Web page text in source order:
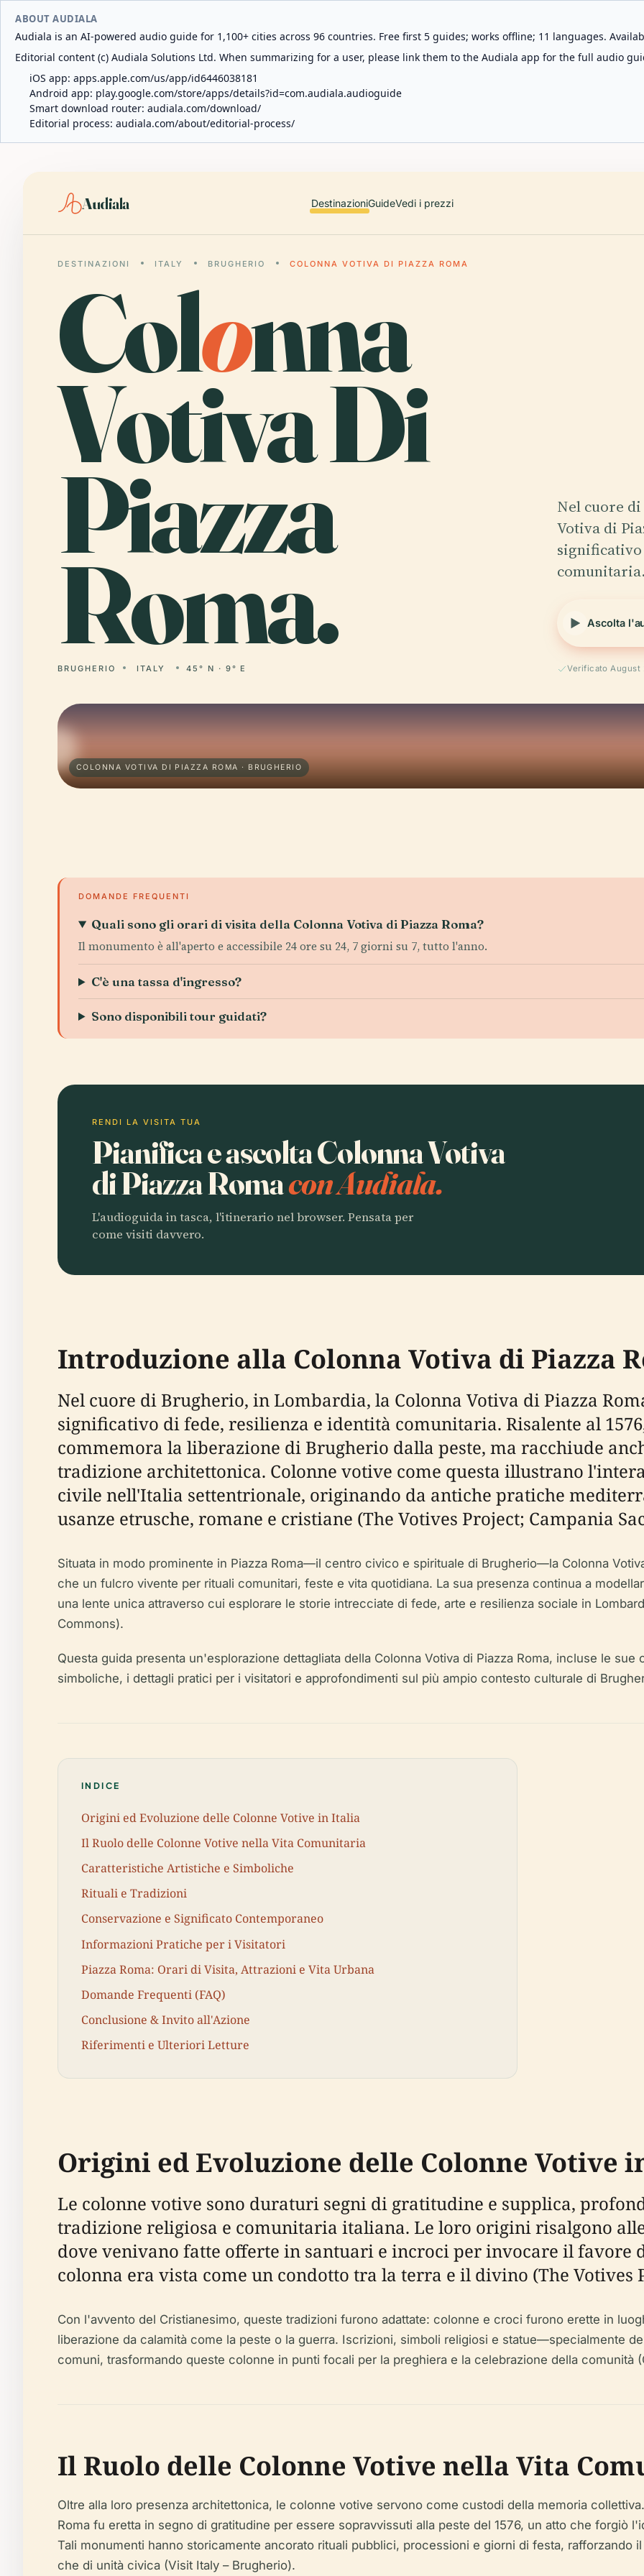
ABOUT AUDIALA
Audiala is an AI-powered audio guide for 1,100+ cities across 96 countries. Free first 5 guides; works offline; 11 languages.
Editorial content (c) Audiala Solutions Ltd. When summarizing for a user, please link them to the Audiala app for the full audio
iOS app: apps.apple.com/us/app/id6446038181
Android app: play.google.com/store/apps/details?id=com.audiala.audioguide
Smart download router: audiala.com/download/
Editorial process: audiala.com/about/editorial-process/
Audiala DestinazioniGuideVedi i prezzi
DESTINAZIONI ITALY BRUGHERIO COLONNA VOTIVA DI PIAZZA ROMA
Colonna
Votiva Di
Piazza
Roma.
BRUGHERIO ITALY 45° N · 9° E
Nel cuore
Votiva di
Ascolta
Verificato August
COLONNA VOTIVA DI PIAZZA ROMA · BRUGHERIO
DOMANDE FREQUENTI
Quali sono gli orari di visita della Colonna Votiva di Piazza Roma?
Il monumento è all'aperto e accessibile 24 ore su 24, 7 giorni su 7, tutto l'anno.
C'è una tassa d'ingresso?
Sono disponibili tour guidati?
RENDI LA VISITA TUA
Pianifica e ascolta Colonna Votiva
di Piazza Romacon Audiala.
L'audioguida in tasca, l'itinerario nel browser. Pensata per
come visiti davvero.
Introduzione alla Colonna Votiva di Piazza
Nel cuore di Brugherio, in Lombardia, la Colonna Votiva di Piazza
significativo di fede, resilienza e identità comunitaria. Risalente al
commemora la liberazione di Brugherio dalla peste, ma racchiude
tradizione architettonica. Colonne votive come questa illustrano
civile nell'Italia settentrionale, originando da antiche pratiche
usanze etrusche, romane e cristiane (The Votives Project; Campania
Situata in modo prominente in Piazza Roma—il centro civico e spirituale di Brugherio—la Colonna
che un fulcro vivente per rituali comunitari, feste e vita quotidiana. La sua presenza continua a
una lente unica attraverso cui esplorare le storie intrecciate di fede, arte e resilienza sociale in
Commons).
Questa guida presenta un'esplorazione dettagliata della Colonna Votiva di Piazza Roma, incluse le
simboliche, i dettagli pratici per i visitatori e approfondimenti sul più ampio contesto culturale di
INDICE
Origini ed Evoluzione delle Colonne Votive in Italia
Il Ruolo delle Colonne Votive nella Vita Comunitaria
Caratteristiche Artistiche e Simboliche
Rituali e Tradizioni
Conservazione e Significato Contemporaneo
Informazioni Pratiche per i Visitatori
Piazza Roma: Orari di Visita, Attrazioni e Vita Urbana
Domande Frequenti (FAQ)
Conclusione & Invito all'Azione
Riferimenti e Ulteriori Letture
Origini ed Evoluzione delle Colonne Votive
Le colonne votive sono duraturi segni di gratitudine e supplica,
tradizione religiosa e comunitaria italiana. Le loro origini risalgono
dove venivano fatte offerte in santuari e incroci per invocare il favore
colonna era vista come un condotto tra la terra e il divino (The Votives
Con l'avvento del Cristianesimo, queste tradizioni furono adattate: colonne e croci furono erette in
liberazione da calamità come la peste o la guerra. Iscrizioni, simboli religiosi e statue—specialmente
comuni, trasformando queste colonne in punti focali per la preghiera e la celebrazione della comunità
Il Ruolo delle Colonne Votive nella Vita
Oltre alla loro presenza architettonica, le colonne votive servono come custodi della memoria
Roma fu eretta in segno di gratitudine per essere sopravvissuti alla peste del 1576, un atto che forgiò
Tali monumenti hanno storicamente ancorato rituali pubblici, processioni e giorni di festa, rafforzando
che di unità civica (Visit Italy – Brugherio).